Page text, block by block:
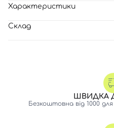
Характеристики
Склад
ШВИДКА
Безкоштовна від 1000